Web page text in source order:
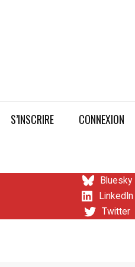
S’INSCRIRE CONNEXION
Bluesky
LinkedIn
Twitter